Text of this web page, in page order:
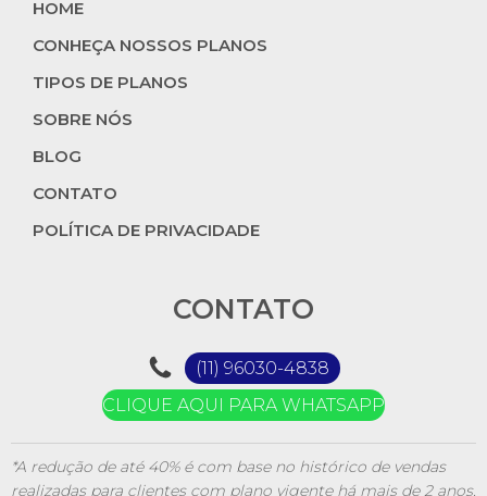
HOME
CONHEÇA NOSSOS PLANOS
TIPOS DE PLANOS
SOBRE NÓS
BLOG
CONTATO
POLÍTICA DE PRIVACIDADE
CONTATO
(11) 96030-4838
CLIQUE AQUI PARA WHATSAPP
*A redução de até 40% é com base no histórico de vendas
realizadas para clientes com plano vigente há mais de 2 anos.